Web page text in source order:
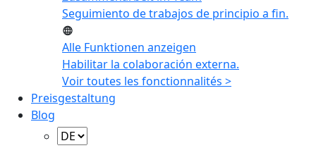
Seguimiento de trabajos de principio a fin.
Alle Funktionen anzeigen
Habilitar la colaboración externa.
Voir toutes les fonctionnalités >
Preisgestaltung
Blog